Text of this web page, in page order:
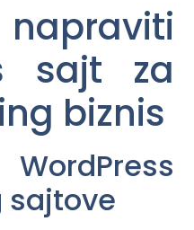
sajt za
biznis
sajtove